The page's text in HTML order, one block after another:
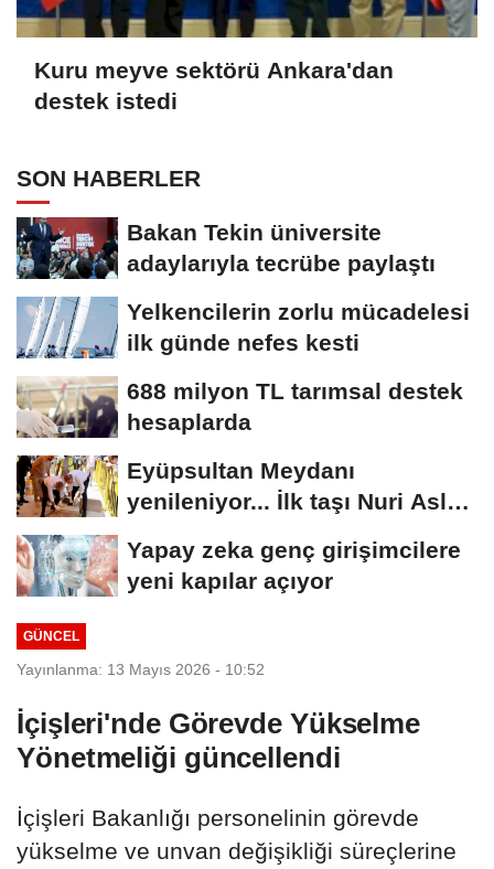
Kuru meyve sektörü Ankara'dan
destek istedi
SON HABERLER
Bakan Tekin üniversite
adaylarıyla tecrübe paylaştı
Yelkencilerin zorlu mücadelesi
ilk günde nefes kesti
688 milyon TL tarımsal destek
hesaplarda
Eyüpsultan Meydanı
yenileniyor... İlk taşı Nuri Aslan
Yapay zeka genç girişimcilere
yeni kapılar açıyor
GÜNCEL
Yayınlanma: 13 Mayıs 2026 - 10:52
İçişleri'nde Görevde Yükselme
Yönetmeliği güncellendi
İçişleri Bakanlığı personelinin görevde
yükselme ve unvan değişikliği süreçlerine